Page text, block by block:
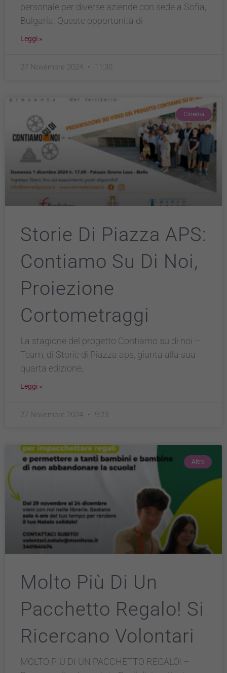
personale per diverse aziende con sede a Sofia,
Bulgaria. Queste opportunità di
Leggi »
27 Novembre 2024 11:30
Cinema
Storie Di Piazza APS:
Contiamo Su Di Noi,
Proiezione
Cortometraggi
La stagione del progetto Contiamo su di noi –
Team, di Storie di Piazza aps, giunta alla sua
quarta edizione,
Leggi »
27 Novembre 2024 9:23
Altro
Molto Più Di Un
Pacchetto Regalo! Si
Ricercano Volontari
MOLTO PIÙ DI UN PACCHETTO REGALO! –